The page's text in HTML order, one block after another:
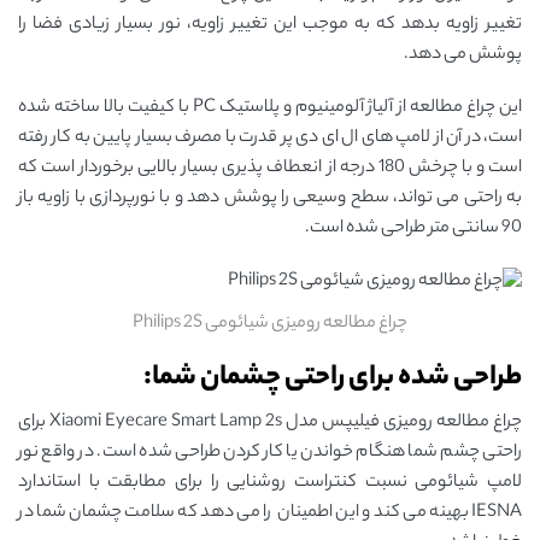
تغییر زاویه بدهد که به موجب این تغییر زاویه، نور بسیار زیادی فضا را
پوشش می دهد.
این چراغ مطالعه از آلیاژ آلومینیوم و پلاستیک PC با کیفیت بالا ساخته شده
است، در آن از لامپ های ال ای دی پر قدرت با مصرف بسیار پایین به کار رفته
است و با چرخش 180 درجه از انعطاف پذیری بسیار بالایی برخوردار است که
به راحتی می تواند، سطح وسیعی را پوشش دهد و با نورپردازی با زاویه باز
90 سانتی متر طراحی شده است.
چراغ مطالعه رومیزی شیائومی Philips 2S
طراحی شده برای راحتی چشمان شما:
چراغ مطالعه رومیزی فیلیپس مدل Xiaomi Eyecare Smart Lamp 2s برای
راحتی چشم شما هنگام خواندن یا کار کردن طراحی شده است. در واقع نور
لامپ شیائومی نسبت کنتراست روشنایی را برای مطابقت با استاندارد
IESNA بهینه می کند و این اطمینان را می دهد که سلامت چشمان شما در